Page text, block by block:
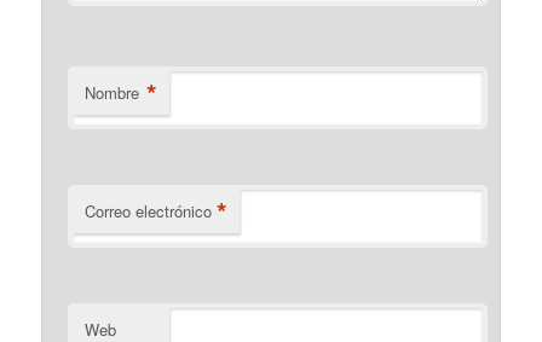
Nombre *
Correo electrónico *
Web